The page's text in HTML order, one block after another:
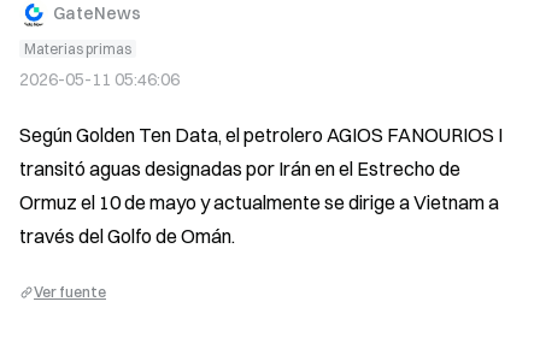
GateNews
Materias primas
2026-05-11 05:46:06
Según Golden Ten Data, el petrolero AGIOS FANOURIOS I
transitó aguas designadas por Irán en el Estrecho de
Ormuz el 10 de mayo y actualmente se dirige a Vietnam a
través del Golfo de Omán.
Ver fuente